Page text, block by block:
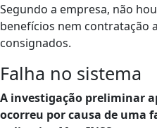
Segundo a empresa, não
benefícios nem contratação
consignados.
Falha no sistema
A investigação preliminar
ocorreu por causa de uma